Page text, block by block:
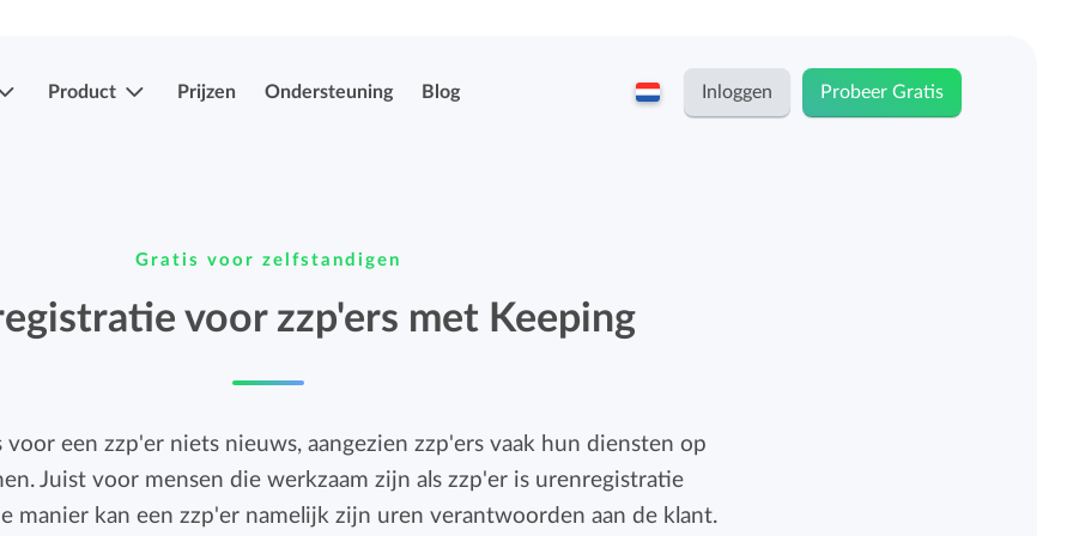
Eenvoudig uren en verlof indien en laten
goedkeuren.
Mobiele app's
Overal je uren bijhouden, ook onderweg.
Facturatiekoppelingen
ZZP-ers en zelfstandigen
Stichtingen en non-profit
Product
Registraties indienen & goedkeuren
Eenvoudig uren en verlof indien en laten
Verlof- en verzuimregistratie
Eenvoudig ziekte en afwezigheid registreren.
Salarisadministratie koppelingen
Prijzen Ondersteuning Blog Inloggen Probeer Gratis
Gratis voor zelfstandigen
voor zzp'ers met Keeping
een zzp'er niets nieuws, aangezien zzp'ers vaak hun diensten op
Juist voor mensen die werkzaam zijn als zzp'er is urenregistratie
manier kan een zzp'er namelijk zijn uren verantwoorden aan de klant.